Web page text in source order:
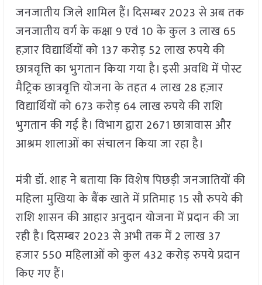
जनजातीय जिले शामिल हैं। दिसम्बर 2023 से अब तक
जनजातीय वर्ग के कक्षा 9 एवं 10 के कुल 3 लाख 65
हज़ार विद्यार्थियों को 137 करोड़ 52 लाख रुपये की
छात्रवृत्ति का भुगतान किया गया है। इसी अवधि में पोस्ट
मैट्रिक छात्रवृत्ति योजना के तहत 4 लाख 28 हज़ार
विद्यार्थियों को 673 करोड़ 64 लाख रुपये की राशि
भुगतान की गई है। विभाग द्वारा 2671 छात्रावास और
आश्रम शालाओं का संचालन किया जा रहा है।
मंत्री डॉ. शाह ने बताया कि विशेष पिछड़ी जनजातियों की
महिला मुखिया के बैंक खाते में प्रतिमाह 15 सौ रुपये की
राशि शासन की आहार अनुदान योजना में प्रदान की जा
रही है। दिसम्बर 2023 से अभी तक में 2 लाख 37
हजार 550 महिलाओं को कुल 432 करोड़ रुपये प्रदान
किए गए हैं।